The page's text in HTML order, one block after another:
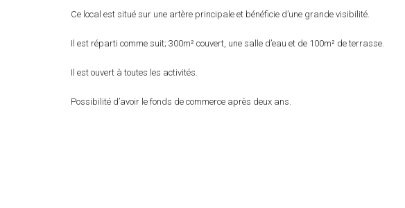
Ce local est situé sur une artère principale et bénéficie d’une grande visibilité.
Il est réparti comme suit; 300m² couvert, une salle d’eau et de 100m² de terrasse.
Il est ouvert à toutes les activités.
Possibilité d’avoir le fonds de commerce après deux ans.